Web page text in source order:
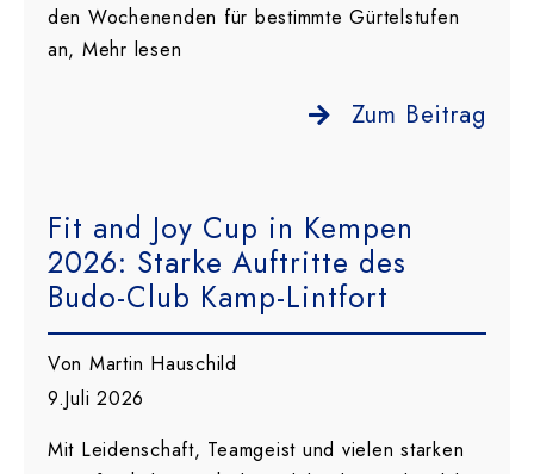
den Wochenenden für bestimmte Gürtelstufen
an, Mehr lesen
Zum Beitrag
Fit and Joy Cup in Kempen
2026: Starke Auftritte des
Budo-Club Kamp-Lintfort
Von Martin Hauschild
9.Juli 2026
Mit Leidenschaft, Teamgeist und vielen starken